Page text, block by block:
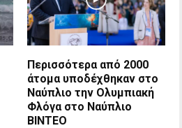
Περισσότερα από 2000
άτομα υποδέχθηκαν στο
Ναύπλιο την Ολυμπιακή
Φλόγα στο Ναύπλιο
ΒΙΝΤΕΟ